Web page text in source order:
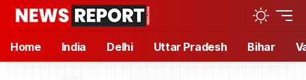
Home India Delhi Uttar Pradesh Bihar